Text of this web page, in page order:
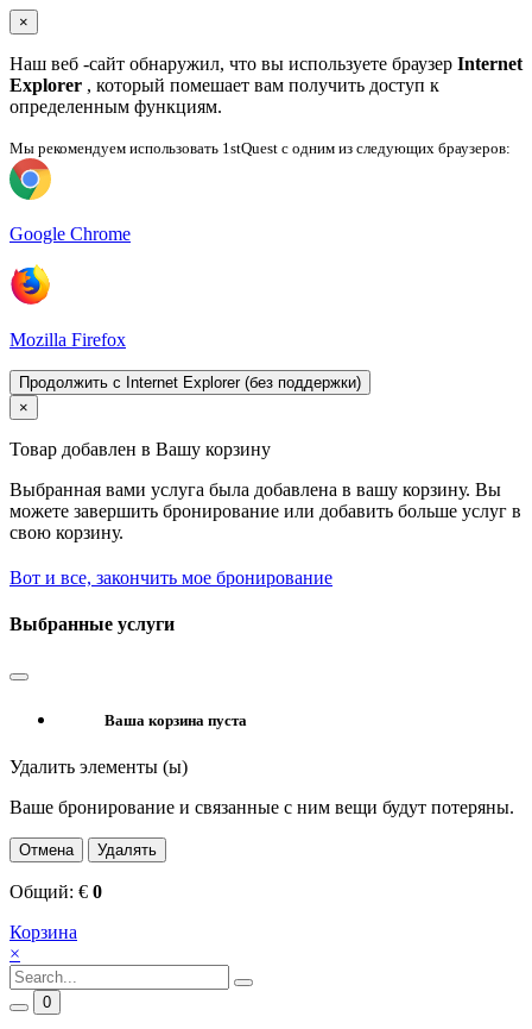
×
Наш веб -сайт обнаружил, что вы используете браузер Internet
Explorer , который помешает вам получить доступ к
определенным функциям.
Мы рекомендуем использовать 1stQuest с одним из следующих браузеров:
Google Chrome
Mozilla Firefox
Продолжить с Internet Explorer (без поддержки)
×
Товар добавлен в Вашу корзину
Выбранная вами услуга была добавлена ​​в вашу корзину. Вы
можете завершить бронирование или добавить больше услуг в
свою корзину.
Вот и все, закончить мое бронирование
Выбранные услуги
Ваша корзина пуста
Удалить элементы (ы)
Ваше бронирование и связанные с ним вещи будут потеряны.
Отмена Удалять
Общий: € 0
Корзина
×
0